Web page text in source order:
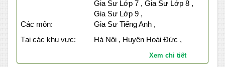
Gia Sư Lớp 7 , Gia Sư Lớp 8 ,
Gia Sư Lớp 9 ,
Các môn:
Gia Sư Tiếng Anh ,
Tại các khu vực:
Hà Nội , Huyện Hoài Đức ,
Xem chi tiết